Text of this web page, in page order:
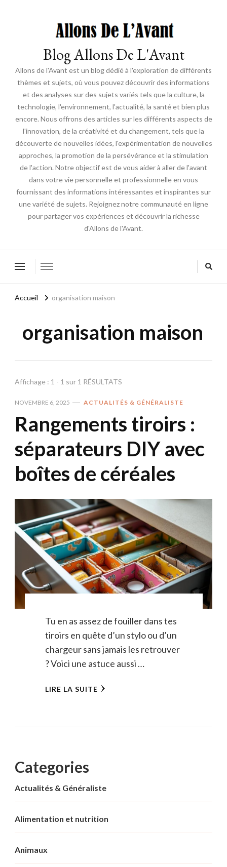
Blog Allons De L'Avant
Allons de l'Avant est un blog dédié à l'exploration de différents
thèmes et sujets, où vous pouvez découvrir des informations
et des analyses sur des sujets variés tels que la culture, la
technologie, l'environnement, l'actualité, la santé et bien plus
encore. Nous offrons des articles sur les différents aspects de
l'innovation, de la créativité et du changement, tels que la
découverte de nouvelles idées, l'expérimentation de nouvelles
approches, la promotion de la persévérance et la stimulation
de l'action. Notre objectif est de vous aider à aller de l'avant
dans votre vie personnelle et professionnelle en vous
fournissant des informations intéressantes et inspirantes sur
une variété de sujets. Rejoignez notre communauté en ligne
pour partager vos expériences et découvrir la richesse
d'Allons de l'Avant.
Accueil organisation maison
organisation maison
Affichage : 1 - 1 sur 1 RÉSULTATS
NOVEMBRE 6, 2025 ACTUALITÉS & GÉNÉRALISTE
Rangements tiroirs :
séparateurs DIY avec
boîtes de céréales
Tu en as assez de fouiller dans tes
tiroirs en quête d’un stylo ou d’un
chargeur sans jamais les retrouver
? Voici une astuce aussi …
LIRE LA SUITE
Categories
Actualités & Généraliste
Alimentation et nutrition
Animaux